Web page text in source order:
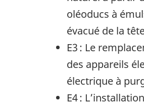
oléoducs à
évacué de la
E3 : Le
des appareils
électrique à
E4 :